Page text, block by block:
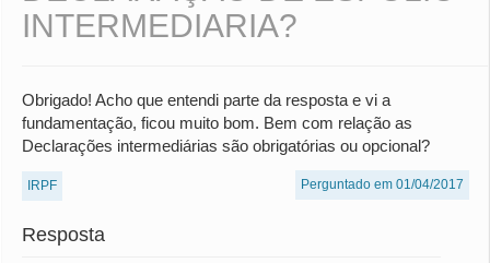
INTERMEDIARIA?
Obrigado! Acho que entendi parte da resposta e vi a
fundamentação, ficou muito bom. Bem com relação as
Declarações intermediárias são obrigatórias ou opcional?
IRPF Perguntado em 01/04/2017
Resposta